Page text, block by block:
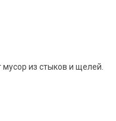
из стыков и щелей.